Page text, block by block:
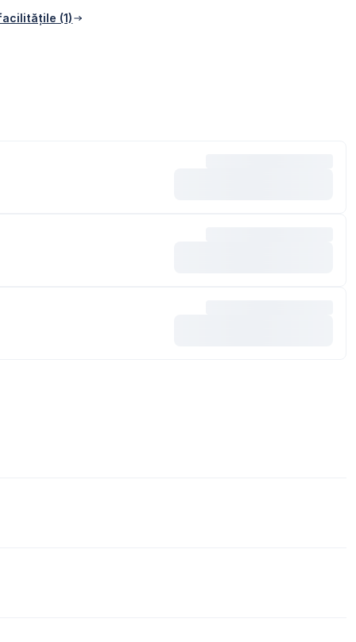
(1)